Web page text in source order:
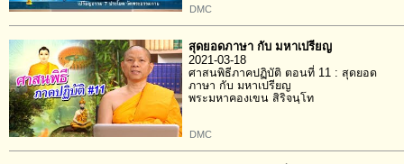
DMC
สุดยอดภาษา กับ มหาเปรียญ
2021-03-18
ศาสนพิธีภาคปฏิบัติ ตอนที่ 11 : สุดยอด
ภาษา กับ มหาเปรียญ
พระมหาคองเขน สิริจนฺโท
DMC